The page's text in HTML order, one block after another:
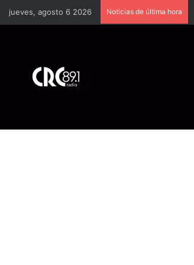
jueves, agosto 6 2026 Noticias de última hora